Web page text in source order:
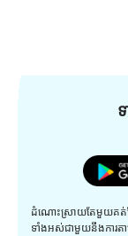
ដំណោះស្រាយតែមួយគត់ដែ
ទាំងអស់ជាមួយនឹងការត